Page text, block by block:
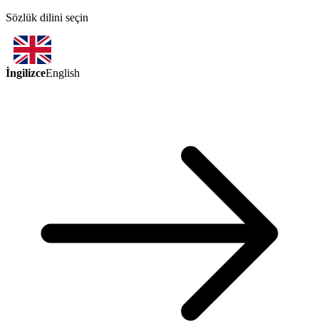
Sözlük dilini seçin
İngilizceEnglish